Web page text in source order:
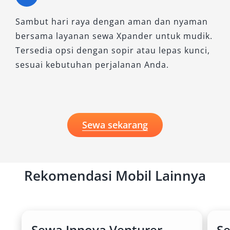
Sambut hari raya dengan aman dan nyaman
bersama layanan sewa Xpander untuk mudik.
Tersedia opsi dengan sopir atau lepas kunci,
sesuai kebutuhan perjalanan Anda.
Sewa sekarang
Rekomendasi Mobil Lainnya